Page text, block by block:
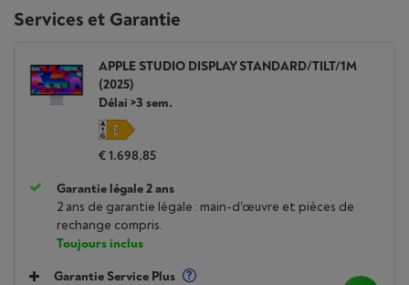
Services et Garantie
APPLE STUDIO DISPLAY STANDARD/TILT/1M
(2025)
Délai >3 sem.
€ 1.698,85
Garantie légale 2 ans
2 ans de garantie légale : main-d'œuvre et pièces de
rechange compris.
Toujours inclus
Garantie Service Plus